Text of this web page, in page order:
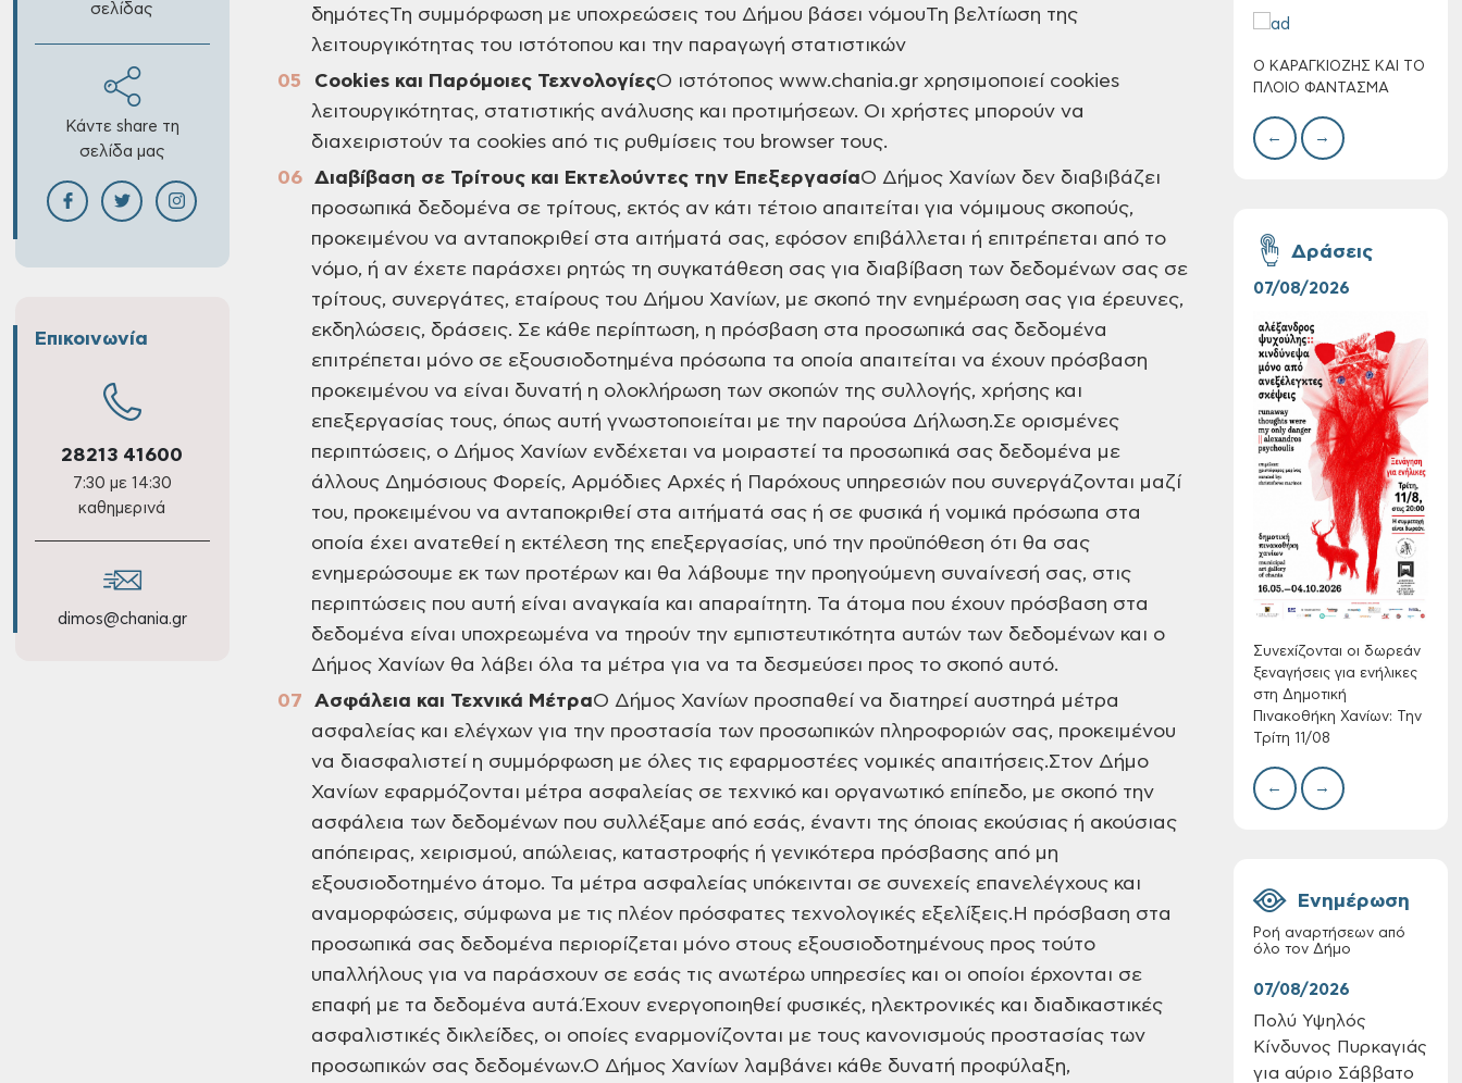
σελίδας
Κάντε share τη
σελίδα μας
Επικοινωνία
28213 41600
7:30 με 14:30
καθημερινά
dimos@chania.gr
δημότεςΤη συμμόρφωση με υποχρεώσεις του Δήμου βάσει νόμουΤη βελτίωση της
λειτουργικότητας του ιστότοπου και την παραγωγή στατιστικών
Cookies και Παρόμοιες ΤεχνολογίεςΟ ιστότοπος www.chania.gr χρησιμοποιεί cookies
λειτουργικότητας, στατιστικής ανάλυσης και προτιμήσεων. Οι χρήστες μπορούν να
διαχειριστούν τα cookies από τις ρυθμίσεις του browser τους.
Διαβίβαση σε Τρίτους και Εκτελούντες την ΕπεξεργασίαΟ Δήμος Χανίων δεν διαβιβάζει
προσωπικά δεδομένα σε τρίτους, εκτός αν κάτι τέτοιο απαιτείται για νόμιμους σκοπούς,
προκειμένου να ανταποκριθεί στα αιτήματά σας, εφόσον επιβάλλεται ή επιτρέπεται από το
νόμο, ή αν έχετε παράσχει ρητώς τη συγκατάθεση σας για διαβίβαση των δεδομένων σας σε
τρίτους, συνεργάτες, εταίρους του Δήμου Χανίων, με σκοπό την ενημέρωση σας για έρευνες,
εκδηλώσεις, δράσεις. Σε κάθε περίπτωση, η πρόσβαση στα προσωπικά σας δεδομένα
επιτρέπεται μόνο σε εξουσιοδοτημένα πρόσωπα τα οποία απαιτείται να έχουν πρόσβαση
προκειμένου να είναι δυνατή η ολοκλήρωση των σκοπών της συλλογής, χρήσης και
επεξεργασίας τους, όπως αυτή γνωστοποιείται με την παρούσα Δήλωση.Σε ορισμένες
περιπτώσεις, ο Δήμος Χανίων ενδέχεται να μοιραστεί τα προσωπικά σας δεδομένα με
άλλους Δημόσιους Φορείς, Αρμόδιες Αρχές ή Παρόχους υπηρεσιών που συνεργάζονται μαζί
του, προκειμένου να ανταποκριθεί στα αιτήματά σας ή σε φυσικά ή νομικά πρόσωπα στα
οποία έχει ανατεθεί η εκτέλεση της επεξεργασίας, υπό την προϋπόθεση ότι θα σας
ενημερώσουμε εκ των προτέρων και θα λάβουμε την προηγούμενη συναίνεσή σας, στις
περιπτώσεις που αυτή είναι αναγκαία και απαραίτητη. Τα άτομα που έχουν πρόσβαση στα
δεδομένα είναι υποχρεωμένα να τηρούν την εμπιστευτικότητα αυτών των δεδομένων και ο
Δήμος Χανίων θα λάβει όλα τα μέτρα για να τα δεσμεύσει προς το σκοπό αυτό.
Ασφάλεια και Τεχνικά ΜέτραΟ Δήμος Χανίων προσπαθεί να διατηρεί αυστηρά μέτρα
ασφαλείας και ελέγχων για την προστασία των προσωπικών πληροφοριών σας, προκειμένου
να διασφαλιστεί η συμμόρφωση με όλες τις εφαρμοστέες νομικές απαιτήσεις.Στον Δήμο
Χανίων εφαρμόζονται μέτρα ασφαλείας σε τεχνικό και οργανωτικό επίπεδο, με σκοπό την
ασφάλεια των δεδομένων που συλλέξαμε από εσάς, έναντι της όποιας εκούσιας ή ακούσιας
απόπειρας, χειρισμού, απώλειας, καταστροφής ή γενικότερα πρόσβασης από μη
εξουσιοδοτημένο άτομο. Τα μέτρα ασφαλείας υπόκεινται σε συνεχείς επανελέγχους και
αναμορφώσεις, σύμφωνα με τις πλέον πρόσφατες τεχνολογικές εξελίξεις.Η πρόσβαση στα
προσωπικά σας δεδομένα περιορίζεται μόνο στους εξουσιοδοτημένους προς τούτο
υπαλλήλους για να παράσχουν σε εσάς τις ανωτέρω υπηρεσίες και οι οποίοι έρχονται σε
επαφή με τα δεδομένα αυτά.Έχουν ενεργοποιηθεί φυσικές, ηλεκτρονικές και διαδικαστικές
ασφαλιστικές δικλείδες, οι οποίες εναρμονίζονται με τους κανονισμούς προστασίας των
προσωπικών σας δεδομένων.Ο Δήμος Χανίων λαμβάνει κάθε δυνατή προφύλαξη,
Πολύ Υψηλός
για αύριο Σάββατο 8
Αυγούστου 2026
Συνεχίζονται οι
δωρεάν ξεναγήσεις
για ενήλικες στη
Δημοτική
Πινακοθήκη Χανίων:
Την Τρίτη 11/08
08-2026
Επαναλειτουργία
Ο ΚΑΡΑΓΚΙΟΖΗΣ ΚΑΙ ΤΟ
ΠΛΟΙΟ ΦΑΝΤΑΣΜΑ
← →
Δράσεις
07/08/2026
Συνεχίζονται οι δωρεάν
ξεναγήσεις για ενήλικες
στη Δημοτική
Πινακοθήκη Χανίων: Την
Τρίτη 11/08
← →
Ενημέρωση
Ροή αναρτήσεων από
όλο τον Δήμο
07/08/2026
Πολύ Υψηλός
Κίνδυνος Πυρκαγιάς
για αύριο Σάββατο